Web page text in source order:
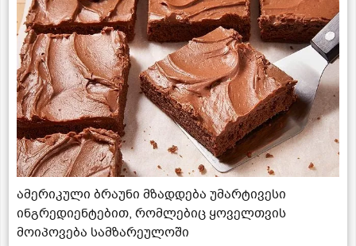
ამერიკული ბრაუნი მზადდება უმარტივესი
ინგრედიენტებით, რომლებიც ყოველთვის
მოიპოვება სამზარეულოში